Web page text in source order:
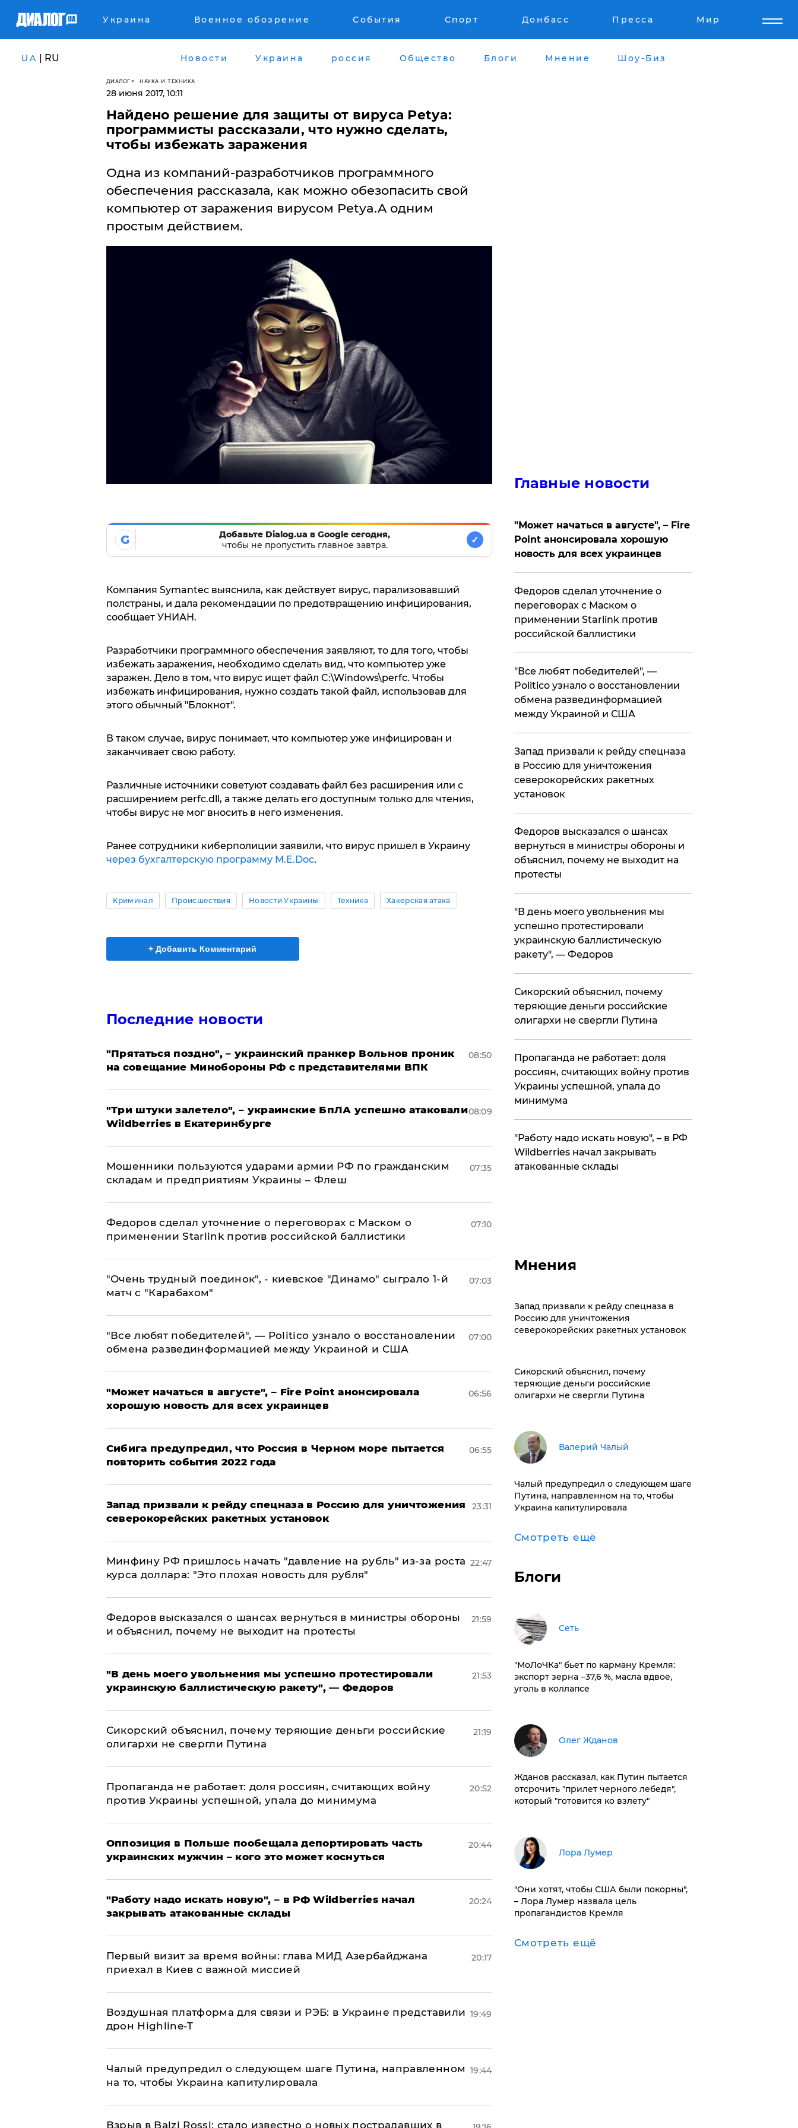
Украина Военное обозрение События Спорт Донбасс Пресса Мир
UA | RU Новости Украина россия Общество Блоги Мнение Шоу-Биз
ДИАЛОГ НАУКА И ТЕХНИКА
28 июня 2017, 10:11
Найдено решение для защиты от вируса Petya:
программисты рассказали, что нужно сделать,
чтобы избежать заражения
Одна из компаний-разработчиков программного
обеспечения рассказала, как можно обезопасить свой
компьютер от заражения вирусом Petya.A одним
простым действием.
G
Добавьте Dialog.ua в Google сегодня,
чтобы не пропустить главное завтра.
✓
Компания Symantec выяснила, как действует вирус, парализовавший
полстраны, и дала рекомендации по предотвращению инфицирования,
сообщает УНИАН.
Разработчики программного обеспечения заявляют, то для того, чтобы
избежать заражения, необходимо сделать вид, что компьютер уже
заражен. Дело в том, что вирус ищет файл C:\Windows\perfc. Чтобы
избежать инфицирования, нужно создать такой файл, использовав для
этого обычный "Блокнот".
В таком случае, вирус понимает, что компьютер уже инфицирован и
заканчивает свою работу.
Различные источники советуют создавать файл без расширения или с
расширением perfc.dll, а также делать его доступным только для чтения,
чтобы вирус не мог вносить в него изменения.
Ранее сотрудники киберполиции заявили, что вирус пришел в Украину
через бухгалтерскую программу M.E.Dос.
Криминал Происшествия Новости Украины Техника Хакерская атака
+ Добавить Комментарий
Последние новости
"Прятаться поздно", – украинский пранкер Вольнов проник
на совещание Минобороны РФ с представителями ВПК
08:50
"Три штуки залетело", – украинские БпЛА успешно атаковали
Wildberries в Екатеринбурге
08:09
Мошенники пользуются ударами армии РФ по гражданским
складам и предприятиям Украины – Флеш
07:35
Федоров сделал уточнение о переговорах с Маском о
применении Starlink против российской баллистики
07:10
"Очень трудный поединок", - киевское "Динамо" сыграло 1-й
матч с "Карабахом"
07:03
​"Все любят победителей", — Politico узнало о восстановлении
обмена развединформацией между Украиной и США
07:00
"Может начаться в августе", – Fire Point анонсировала
хорошую новость для всех украинцев
06:56
Сибига предупредил, что Россия в Черном море пытается
повторить события 2022 года
06:55
Запад призвали к рейду спецназа в Россию для уничтожения
северокорейских ракетных установок
23:31
Минфину РФ пришлось начать "давление на рубль" из-за роста
курса доллара: "Это плохая новость для рубля"
22:47
Федоров высказался о шансах вернуться в министры обороны
и объяснил, почему не выходит на протесты
21:59
​"В день моего увольнения мы успешно протестировали
украинскую баллистическую ракету", — Федоров
21:53
Сикорский объяснил, почему теряющие деньги российские
олигархи не свергли Путина
21:19
​Пропаганда не работает: доля россиян, считающих войну
против Украины успешной, упала до минимума
20:52
Оппозиция в Польше пообещала депортировать часть
украинских мужчин – кого это может коснуться
20:44
"Работу надо искать новую", – в РФ Wildberries начал
закрывать атакованные склады
20:24
Первый визит за время войны: глава МИД Азербайджана
приехал в Киев с важной миссией
20:17
Воздушная платформа для связи и РЭБ: в Украине представили
дрон Highline-T
19:49
Чалый предупредил о следующем шаге Путина, направленном
на то, чтобы Украина капитулировала
19:44
Взрыв в Balzi Rossi: стало известно о новых пострадавших в
Главные новости
"Может начаться в августе", – Fire
Point анонсировала хорошую
новость для всех украинцев
Федоров сделал уточнение о
переговорах с Маском о
применении Starlink против
российской баллистики
​"Все любят победителей", —
Politico узнало о восстановлении
обмена развединформацией
между Украиной и США
Запад призвали к рейду спецназа
в Россию для уничтожения
северокорейских ракетных
установок
Федоров высказался о шансах
вернуться в министры обороны и
объяснил, почему не выходит на
протесты
​"В день моего увольнения мы
успешно протестировали
украинскую баллистическую
ракету", — Федоров
Сикорский объяснил, почему
теряющие деньги российские
олигархи не свергли Путина
​Пропаганда не работает: доля
россиян, считающих войну против
Украины успешной, упала до
минимума
"Работу надо искать новую", – в РФ
Wildberries начал закрывать
атакованные склады
Мнения
Запад призвали к рейду спецназа в
Россию для уничтожения
северокорейских ракетных установок
Сикорский объяснил, почему
теряющие деньги российские
олигархи не свергли Путина
Валерий Чалый
Чалый предупредил о следующем шаге
Путина, направленном на то, чтобы
Украина капитулировала
Смотреть ещё
Блоги
Сеть
​"МоЛоЧКа" бьет по карману Кремля:
экспорт зерна −37,6 %, масла вдвое,
уголь в коллапсе
Олег Жданов
Жданов рассказал, как Путин пытается
отсрочить "прилет черного лебедя",
который "готовится ко взлету"
​Лора Лумер
"Они хотят, чтобы США были покорны",
– Лора Лумер назвала цель
пропагандистов Кремля
Смотреть ещё